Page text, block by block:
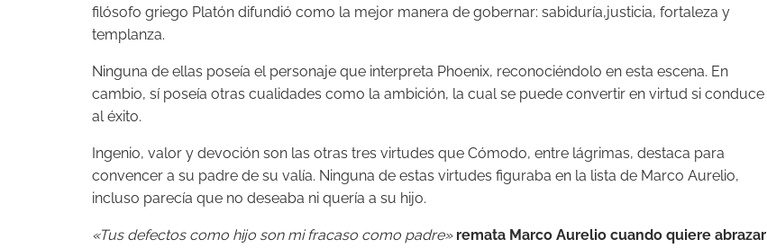
filósofo griego Platón difundió como la mejor manera de gobernar: sabiduría,justicia, fortaleza y
templanza.
Ninguna de ellas poseía el personaje que interpreta Phoenix, reconociéndolo en esta escena. En
cambio, sí poseía otras cualidades como la ambición, la cual se puede convertir en virtud si conduce
al éxito.
Ingenio, valor y devoción son las otras tres virtudes que Cómodo, entre lágrimas, destaca para
convencer a su padre de su valía. Ninguna de estas virtudes figuraba en la lista de Marco Aurelio,
incluso parecía que no deseaba ni quería a su hijo.
«Tus defectos como hijo son mi fracaso como padre» remata Marco Aurelio cuando quiere abrazar